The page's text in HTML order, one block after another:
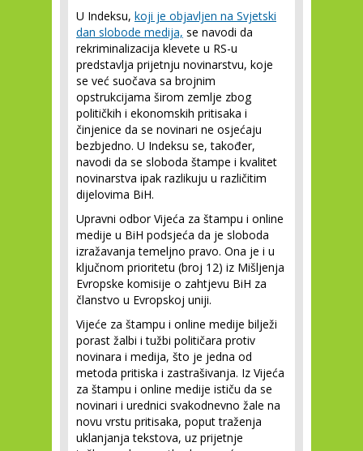
U Indeksu, koji je objavljen na Svjetski
dan slobode medija, se navodi da
rekriminalizacija klevete u RS-u
predstavlja prijetnju novinarstvu, koje
se već suočava sa brojnim
opstrukcijama širom zemlje zbog
političkih i ekonomskih pritisaka i
činjenice da se novinari ne osjećaju
bezbjedno. U Indeksu se, također,
navodi da se sloboda štampe i kvalitet
novinarstva ipak razlikuju u različitim
dijelovima BiH.
Upravni odbor Vijeća za štampu i online
medije u BiH podsjeća da je sloboda
izražavanja temeljno pravo. Ona je i u
ključnom prioritetu (broj 12) iz Mišljenja
Evropske komisije o zahtjevu BiH za
članstvo u Evropskoj uniji.
Vijeće za štampu i online medije bilježi
porast žalbi i tužbi političara protiv
novinara i medija, što je jedna od
metoda pritiska i zastrašivanja. Iz Vijeća
za štampu i online medije ističu da se
novinari i urednici svakodnevno žale na
novu vrstu pritisaka, poput traženja
uklanjanja tekstova, uz prijetnje